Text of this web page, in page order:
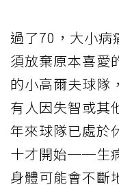
過了70，大小病
須放棄原本喜愛
的小高爾夫球隊
有人因失智或其
年來球隊已處於
十才開始──生
身體可能會不斷